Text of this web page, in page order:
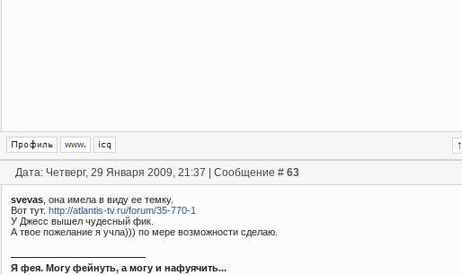
Дата: Четверг, 29 Января 2009, 21:37 | Сообщение # 63
svevas , она имела в виду ее темку.
Вот тут. http://atlantis-tv.ru/forum/35-770-1
У Джесс вышел чудесный фик.
А твое пожелание я учла))) по мере возможности сделаю.
Я фея. Могу фейнуть, а могу и нафуячить...